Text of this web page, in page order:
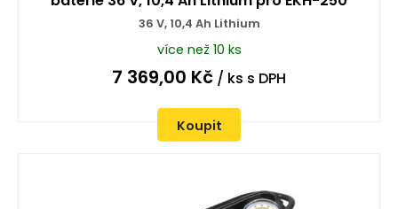
36 V, 10,4 Ah Lithium
více než 10 ks
7 369,00 Kč / ks s DPH
Koupit